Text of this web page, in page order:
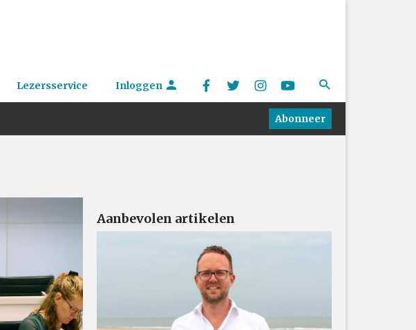
Lezersservice Inloggen
Abonneer
Aanbevolen artikelen